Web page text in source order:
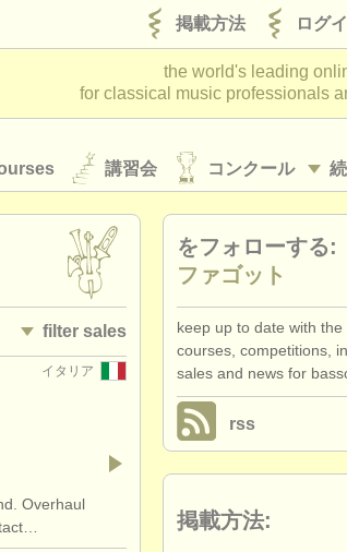
ログ
掲載方法
the world's leading
for classical music professionals
講習会 コンクール
filter sales
family (74)
/
イタリア
Overhaul
をフォローする:
ファゴット
keep up to date with the
courses, competitions,
sales and news for
rss
掲載方法: